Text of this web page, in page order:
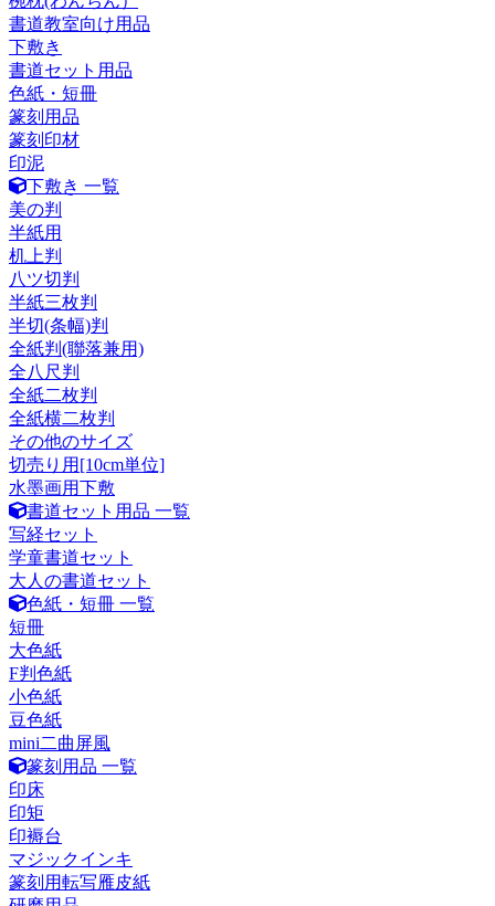
書道教室向け用品
下敷き
書道セット用品
色紙・短冊
篆刻用品
篆刻印材
印泥
下敷き 一覧
美の判
半紙用
机上判
八ツ切判
半紙三枚判
半切(条幅)判
全紙判(聯落兼用)
全八尺判
全紙二枚判
全紙横二枚判
その他のサイズ
切売り用[10cm単位]
水墨画用下敷
書道セット用品 一覧
写経セット
学童書道セット
大人の書道セット
色紙・短冊 一覧
短冊
大色紙
F判色紙
小色紙
豆色紙
mini二曲屏風
篆刻用品 一覧
印床
印矩
印褥台
マジックインキ
篆刻用転写雁皮紙